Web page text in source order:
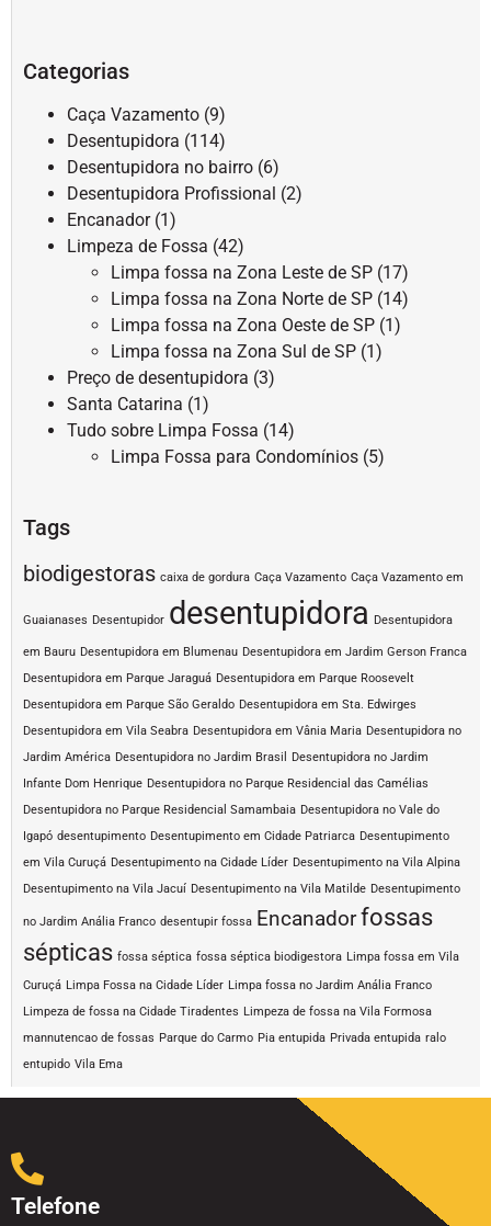
Categorias
Caça Vazamento (9)
Desentupidora (114)
Desentupidora no bairro (6)
Desentupidora Profissional (2)
Encanador(1)
Limpeza de Fossa (42)
Limpa fossa na Zona Leste de SP (17)
Limpa fossa na Zona Norte de SP (14)
Limpa fossa na Zona Oeste de SP (1)
Limpa fossa na Zona Sul de SP (1)
Preço de desentupidora (3)
Santa Catarina (1)
Tudo sobre Limpa Fossa (14)
Limpa Fossa para Condomínios (5)
Tags
biodigestoras caixa de gordura Caça Vazamento Caça Vazamento em
Guaianases Desentupidor desentupidora Desentupidora
em Bauru Desentupidora em Blumenau Desentupidora em Jardim Gerson Franca
Desentupidora em Parque Jaraguá Desentupidora em Parque Roosevelt
Desentupidora em Parque São Geraldo Desentupidora em Sta. Edwirges
Desentupidora em Vila Seabra Desentupidora em Vânia Maria Desentupidora no
Jardim América Desentupidora no Jardim Brasil
Desentupidora no Jardim
Infante Dom Henrique Desentupidora no Parque Residencial das Camélias
Desentupidora no Parque Residencial Samambaia Desentupidora no Vale do
Igapó desentupimento Desentupimento em Cidade Patriarca Desentupimento
em Vila Curuçá Desentupimento na Cidade Líder Desentupimento na Vila Alpina
Desentupimento na Vila Jacuí Desentupimento na Vila Matilde Desentupimento
no Jardim Anália Franco desentupir fossa Encanadorfossas
sépticas fossa séptica fossa séptica biodigestora Limpa fossa em Vila
Curuçá Limpa Fossa na Cidade Líder Limpa fossa no Jardim Anália Franco
Limpeza de fossa na Cidade Tiradentes Limpeza de fossa na Vila Formosa
mannutencao de fossas Parque do Carmo Pia entupida Privada entupida ralo
entupido Vila Ema
Telefone